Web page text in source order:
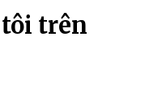
trên